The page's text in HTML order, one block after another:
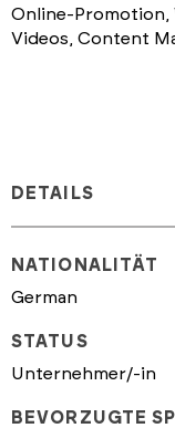
Online-Promotion,
Videos, Content
DETAILS
NATIONALITÄT
German
STATUS
Unternehmer/-in
BEVORZUGTE